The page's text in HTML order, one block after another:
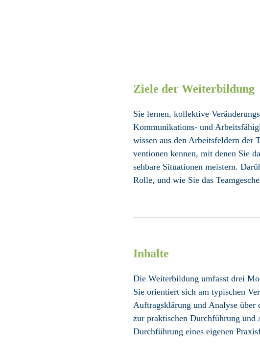
Ziele der Weiterbildung
Sie lernen, kollektive
Kommunikations- und
wissen aus den Arbeits­feldern der
ventionen kennen, mit denen Sie
sehbare Situationen meistern.
Rolle, und wie Sie das
Inhalte
Die Weiterbildung umfasst drei
Sie orientiert sich am typischen
Auftrags­klärung und Analyse über
zur praktischen Durch­führung
Durch­führung eines eigenen